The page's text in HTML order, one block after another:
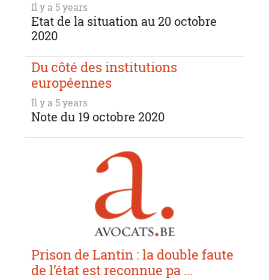
Il y a 5 years
Etat de la situation au 20 octobre
2020
Du côté des institutions
européennes
Il y a 5 years
Note du 19 octobre 2020
Prison de Lantin : la double faute
de l’état est reconnue pa ...